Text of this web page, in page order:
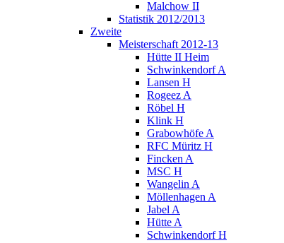
Malchow II
Statistik 2012/2013
Zweite
Meisterschaft 2012-13
Hütte II Heim
Schwinkendorf A
Lansen H
Rogeez A
Röbel H
Klink H
Grabowhöfe A
RFC Müritz H
Fincken A
MSC H
Wangelin A
Möllenhagen A
Jabel A
Hütte A
Schwinkendorf H